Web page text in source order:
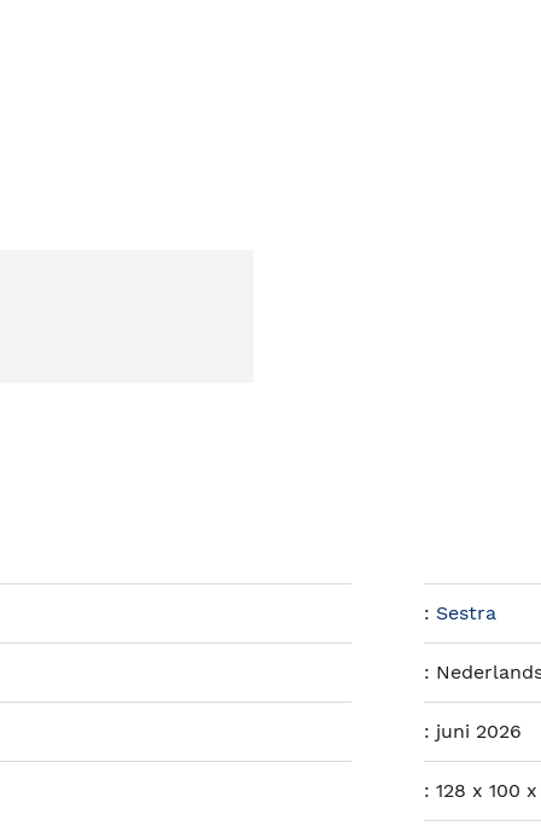
: Sestra
:
: juni 2026
:128 x 100